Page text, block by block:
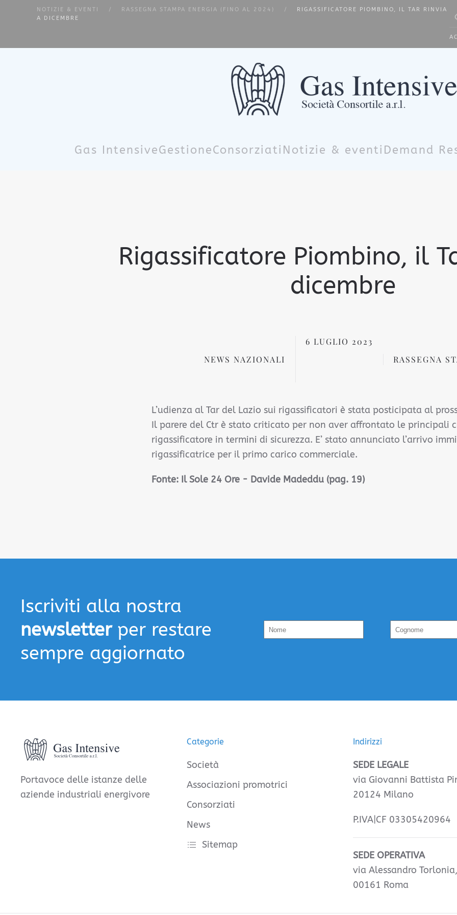
NOTIZIE & EVENTI RASSEGNA STAMPA ENERGIA (FINO AL 2024)
RIGASSIFICATORE PIOMBINO, IL TAR RINVIA
A DICEMBRE
Gas IntensiveGestioneConsorziati Notizie & eventi Demand
Rigassificatore Piombino, il
dicembre
NEWS NAZIONALI
6 LUGLIO 2023
RASSEGNA
L’udienza al Tar del Lazio sui rigassificatori è stata posticipata al
Il parere del Ctr è stato criticato per non aver affrontato le principali
rigassificatore in termini di sicurezza. E’ stato annunciato l’arrivo
rigassificatrice per il primo carico commerciale.
Fonte: Il Sole 24 Ore - Davide Madeddu (pag. 19)
Iscriviti alla nostra
newsletterper restare
sempre aggiornato
Portavoce delle istanze delle
aziende industriali energivore
Categorie
Società
Associazioni promotrici
Consorziati
News
Sitemap
Indirizzi
SEDE LEGALE
via Giovanni Battista
20124 Milano
P.IVA|CF 03305420964
SEDE OPERATIVA
via Alessandro
00161 Roma